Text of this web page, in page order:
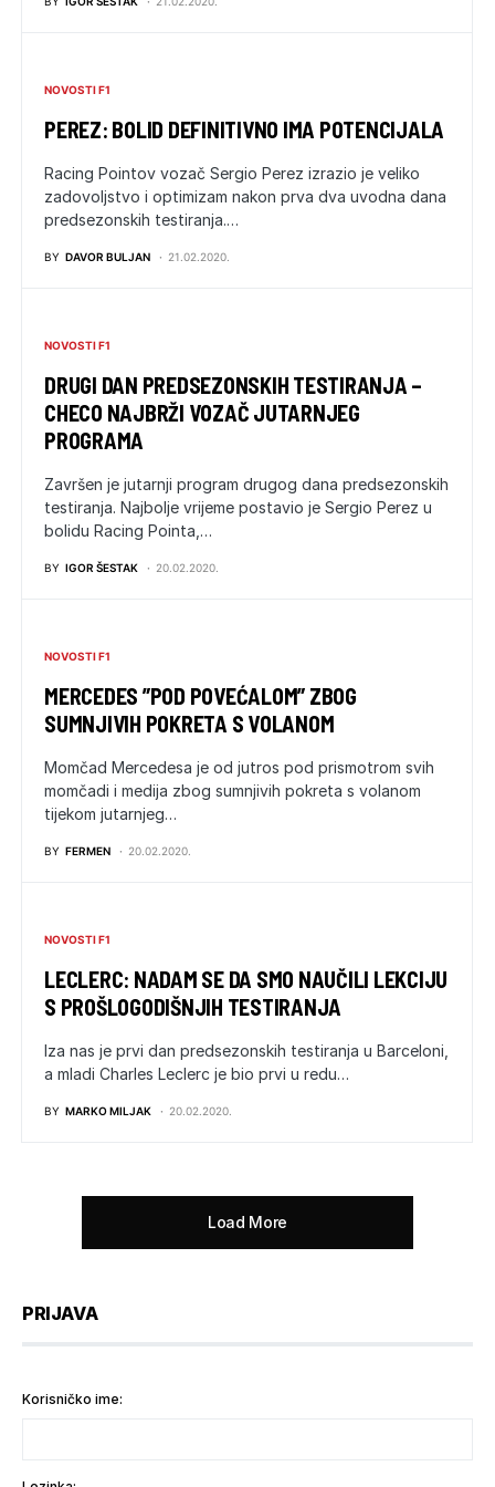
NOVOSTI F1
PEREZ: BOLID DEFINITIVNO IMA POTENCIJALA
Racing Pointov vozač Sergio Perez izrazio je veliko
zadovoljstvo i optimizam nakon prva dva uvodna dana
predsezonskih testiranja.…
BY DAVOR BULJAN 21.02.2020.
NOVOSTI F1
DRUGI DAN PREDSEZONSKIH TESTIRANJA –
CHECO NAJBRŽI VOZAČ JUTARNJEG
PROGRAMA
Završen je jutarnji program drugog dana predsezonskih
testiranja. Najbolje vrijeme postavio je Sergio Perez u
bolidu Racing Pointa,…
BY IGOR ŠESTAK 20.02.2020.
NOVOSTI F1
MERCEDES ”POD POVEĆALOM” ZBOG
SUMNJIVIH POKRETA S VOLANOM
Momčad Mercedesa je od jutros pod prismotrom svih
momčadi i medija zbog sumnjivih pokreta s volanom
tijekom jutarnjeg…
BY FERMEN 20.02.2020.
NOVOSTI F1
LECLERC: NADAM SE DA SMO NAUČILI LEKCIJU
S PROŠLOGODIŠNJIH TESTIRANJA
Iza nas je prvi dan predsezonskih testiranja u Barceloni,
a mladi Charles Leclerc je bio prvi u redu…
BY MARKO MILJAK 20.02.2020.
Load More
PRIJAVA
Korisničko ime: